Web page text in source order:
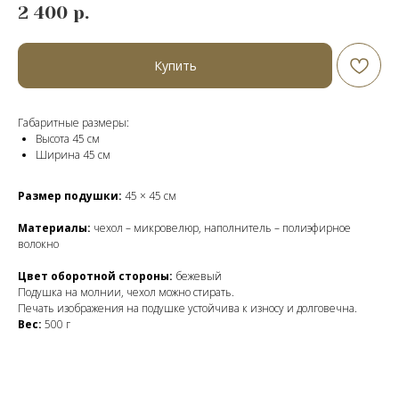
2 400 р.
Купить
Габаритные размеры:
Высота 45 см
Ширина 45 см
Размер подушки: 45 × 45 см
Материалы: чехол – микровелюр, наполнитель – полиэфирное
волокно
Цвет оборотной стороны: бежевый
Подушка на молнии, чехол можно стирать.
Печать изображения на подушке устойчива к износу и долговечна.
Вес: 500 г